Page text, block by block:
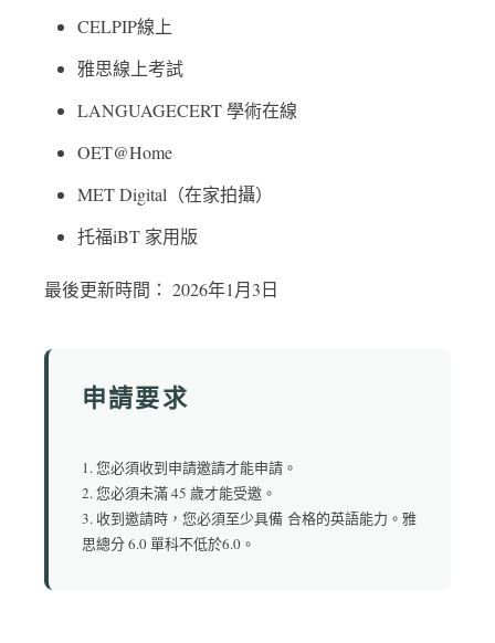
CELPIP線上
雅思線上考試
LANGUAGECERT 學術在線
OET@Home
MET Digital（在家拍攝）
托福iBT 家用版
最後更新時間： 2026年1月3日
申請要求
1. 您必須收到申請邀請才能申請。
2. 您必須未滿 45 歲才能受邀。
3. 收到邀請時，您必須至少具備 合格的英語能力。雅
思總分 6.0 單科不低於6.0。